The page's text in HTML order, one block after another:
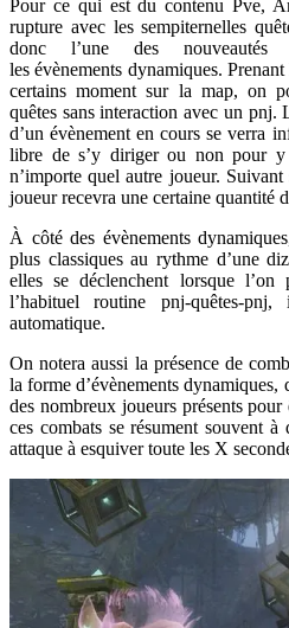
Pour ce qui est du contenu Pve,
rupture avec les sempiternelles
donc l’une des
les évènements dynamiques.
certains moment sur la map, on
quêtes sans interaction avec un
d’un évènement en cours se verra
libre de s’y diriger ou non pour y
n’importe quel autre joueur.
joueur recevra une certaine quantité
À côté des évènements
plus classiques au rythme d’une
elles se déclenchent lorsque
l’habituel routine pnj-quêtes-
automatique.
On notera aussi la présence de
la forme d’évènements dynamiques,
des nombreux joueurs présents
ces combats se résument souvent
attaque à esquiver toute les X